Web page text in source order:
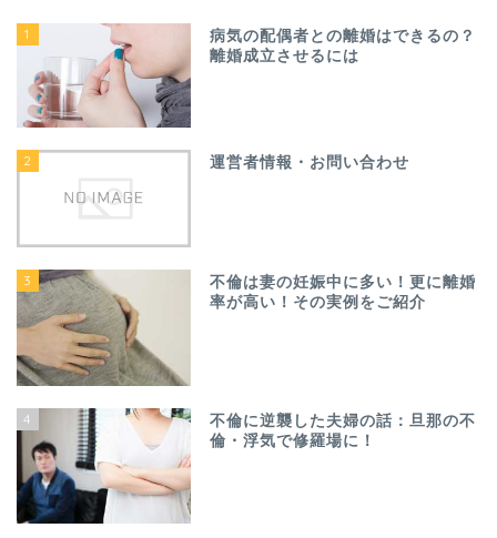
1
病気の配偶者との離婚はできるの？
離婚成立させるには
2 運営者情報・お問い合わせ
3
不倫は妻の妊娠中に多い！更に離婚
率が高い！その実例をご紹介
4
不倫に逆襲した夫婦の話：旦那の不
倫・浮気で修羅場に！